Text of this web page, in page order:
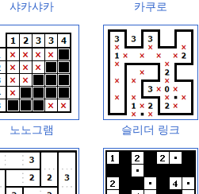
샤카샤카 카쿠로
노노그램 슬리더 링크